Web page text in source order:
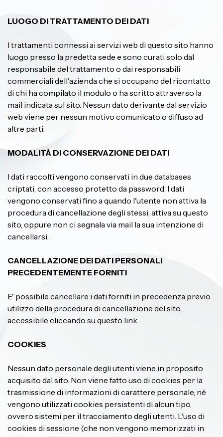
LUOGO DI TRATTAMENTO DEI DATI
I trattamenti connessi ai servizi web di questo sito hanno
luogo presso la predetta sede e sono curati solo dal
responsabile del trattamento o dai responsabili
commerciali dell'azienda che si occupano del ricontatto
di chi ha compilato il modulo o ha scritto attraverso la
mail indicata sul sito. Nessun dato derivante dal servizio
web viene per nessun motivo comunicato o diffuso ad
altre parti.
MODALITÀ DI CONSERVAZIONE DEI DATI
I dati raccolti vengono conservati in due databases
criptati, con accesso protetto da password. I dati
vengono conservati fino a quando l'utente non attiva la
procedura di cancellazione degli stessi, attiva su questo
sito, oppure non ci segnala via mail la sua intenzione di
cancellarsi.
CANCELLAZIONE DEI DATI PERSONALI
PRECEDENTEMENTE FORNITI
E' possibile cancellare i dati forniti in precedenza previo
utilizzo della procedura di cancellazione del sito,
accessibile cliccando su questo link.
COOKIES
Nessun dato personale degli utenti viene in proposito
acquisito dal sito. Non viene fatto uso di cookies per la
trasmissione di informazioni di carattere personale, né
vengono utilizzati cookies persistenti di alcun tipo,
ovvero sistemi per il tracciamento degli utenti. L'uso di
cookies di sessione (che non vengono memorizzati in